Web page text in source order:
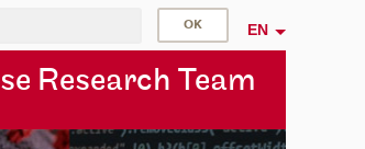
EN
se Research Team